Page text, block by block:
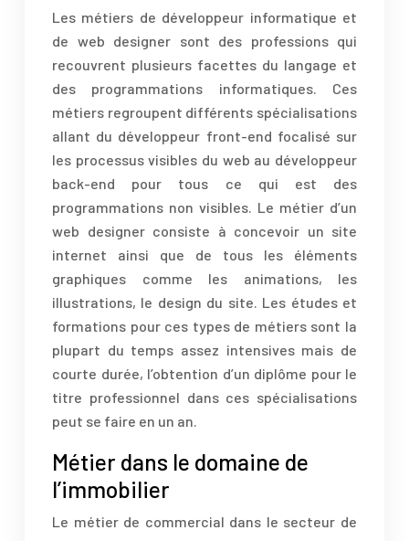
Les métiers de développeur informatique et
de web designer sont des professions qui
recouvrent plusieurs facettes du langage et
des programmations informatiques. Ces
métiers regroupent différents spécialisations
allant du développeur front-end focalisé sur
les processus visibles du web au développeur
back-end pour tous ce qui est des
programmations non visibles. Le métier d’un
web designer consiste à concevoir un site
internet ainsi que de tous les éléments
graphiques comme les animations, les
illustrations, le design du site. Les études et
formations pour ces types de métiers sont la
plupart du temps assez intensives mais de
courte durée, l’obtention d’un diplôme pour le
titre professionnel dans ces spécialisations
peut se faire en un an.
Métier dans le domaine de
l’immobilier
Le métier de commercial dans le secteur de